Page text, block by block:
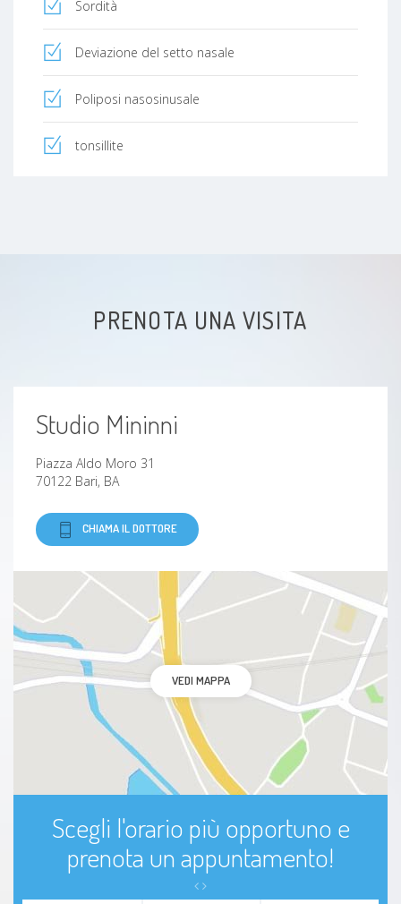
Sordità
Deviazione del setto nasale
Poliposi nasosinusale
tonsillite
PRENOTA UNA VISITA
Studio Mininni
Piazza Aldo Moro 31
70122 Bari, BA
CHIAMA IL DOTTORE
VEDI MAPPA
Scegli l'orario più opportuno e
prenota un appuntamento!